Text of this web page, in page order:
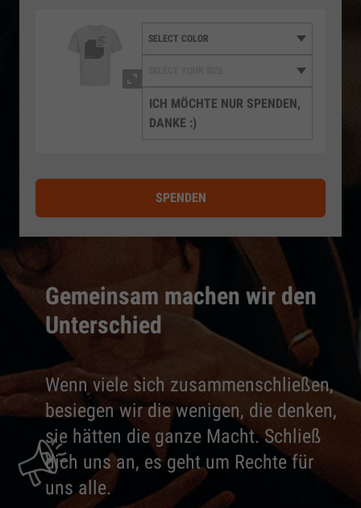
Gemeinsam machen wir den
Unterschied
Wenn viele sich zusammenschließen,
besiegen wir die wenigen, die denken,
sie hätten die ganze Macht. Schließ
dich uns an, es geht um Rechte für
uns alle.
ICH MÖCHTE NUR SPENDEN,
DANKE :)
SPENDEN